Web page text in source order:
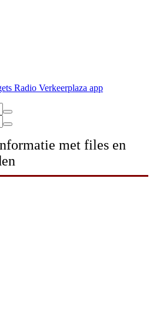
Radio Verkeerplaza app
met files en